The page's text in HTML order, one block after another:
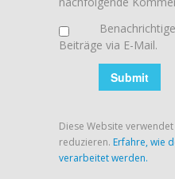
Beiträge via E-Mail.
Diese Website
reduzieren. Erfahre, wie
verarbeitet werden.